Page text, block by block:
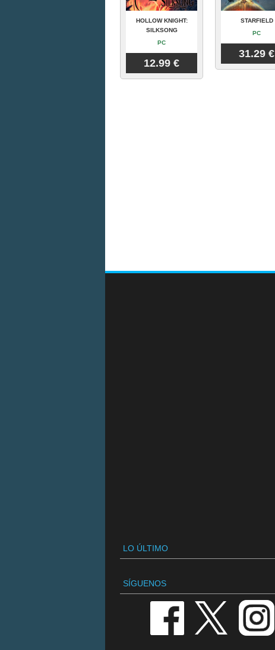
HOLLOW KNIGHT:
SILKSONG
PC
12.99 €
STARFIELD
PC
31.29 €
LO ÚLTIMO
SÍGUENOS